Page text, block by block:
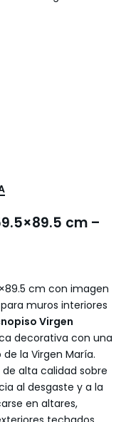
cm –
cm con imagen
muros interiores
Virgen
decorativa con una
la Virgen María.
alta calidad sobre
al desgaste y a la
en altares,